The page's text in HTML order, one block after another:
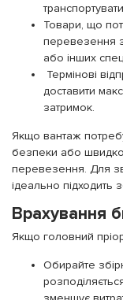
Товари, що
перевезення
або інших
Термінові
доставити
затримок.
Якщо вантаж
безпеки або
перевезення. Для
ідеально підходить
Врахування
Якщо головний
Обирайте